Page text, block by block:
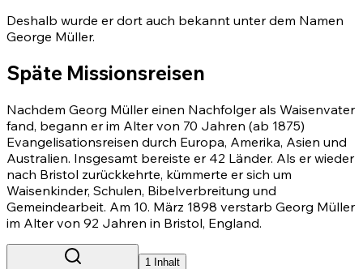
Deshalb wurde er dort auch bekannt unter dem Namen
George Müller.
Späte Missionsreisen
Nachdem Georg Müller einen Nachfolger als Waisenvater
fand, begann er im Alter von 70 Jahren (ab 1875)
Evangelisationsreisen durch Europa, Amerika, Asien und
Australien. Insgesamt bereiste er 42 Länder. Als er wieder
nach Bristol zurückkehrte, kümmerte er sich um
Waisenkinder, Schulen, Bibelverbreitung und
Gemeindearbeit. Am 10. März 1898 verstarb Georg Müller
im Alter von 92 Jahren in Bristol, England.
1 Inhalt